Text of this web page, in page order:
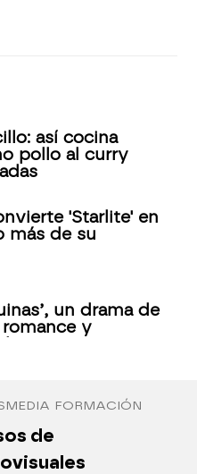
así cocina
pollo al curry
'Starlite' en
más de su
un drama de
y
FORMACIÓN
de